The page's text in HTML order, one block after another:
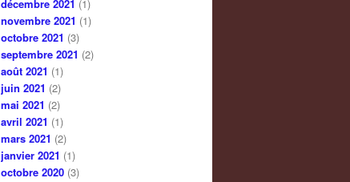
décembre 2021 (1)
novembre 2021 (1)
octobre 2021 (3)
septembre 2021 (2)
août 2021 (1)
juin 2021 (2)
mai 2021 (2)
avril 2021 (1)
mars 2021 (2)
janvier 2021 (1)
octobre 2020 (3)